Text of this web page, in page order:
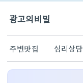
광고의비밀
주변맛집 심리상담